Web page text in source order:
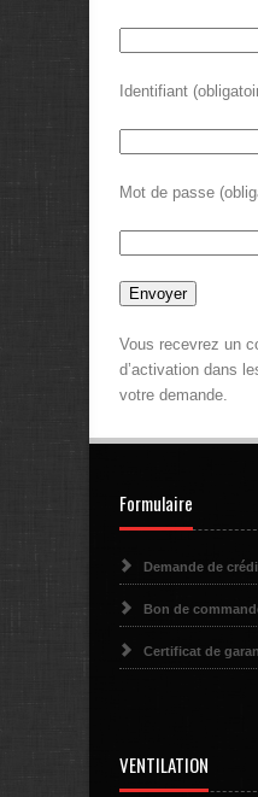
Identifiant
Mot de passe
Vous recevrez un
d’activation dans
votre demande.
Formulaire
Demande de
Bon de
Certificat de
VENTILATION